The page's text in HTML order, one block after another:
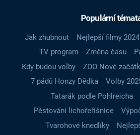
Populární
Jak zhubnout Nejlepší filmy 2024
TV program
Změna času
Kdy budou volby
ZOO Nové
7 pádů Honzy Dědka
Volby
Tatarák podle Pohlreicha
Pěstování lichořeřišnice
Tvarohové knedlíky